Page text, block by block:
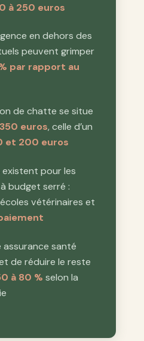
à 250 euros
en dehors des
peuvent grimper
par rapport au
de chatte se situe
euros, celle d’un
et 200 euros
pour les
budget serré :
vétérinaires et
assurance santé
de réduire le reste
à 80 % selon la